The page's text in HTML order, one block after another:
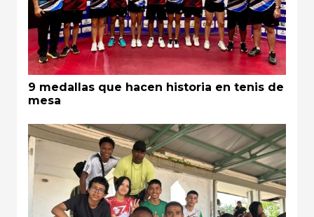
9 medallas que hacen historia en tenis de
mesa